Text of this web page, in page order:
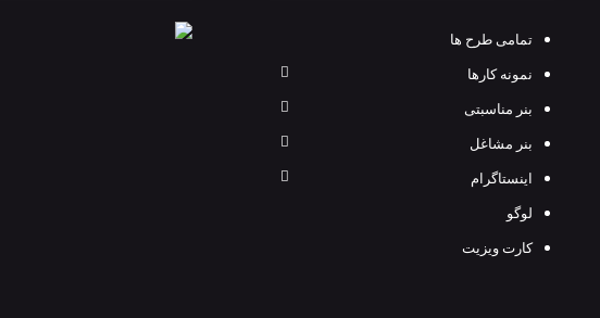
تمامی طرح‌ ها
نمونه کارها
بنر مناسبتی
بنر مشاغل
اینستاگرام
لوگو
کارت ویزیت